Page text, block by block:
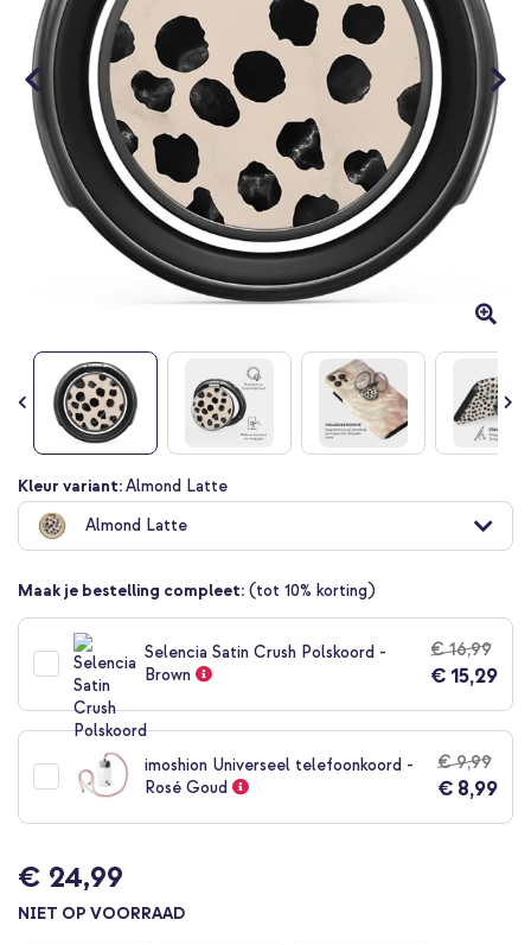
Ga
naar
het
begin
de
afbeeldingen-
Kleur variant:Almond Latte
Almond Latte
Maak je bestelling compleet: (tot 10% korting)
Selencia Satin Crush Polskoord -
Brown
€ 16,99
€ 15,29
imoshion Universeel telefoonkoord -
Rosé Goud
€ 9,99
€ 8,99
€ 24,99
NIET OP VOORRAAD